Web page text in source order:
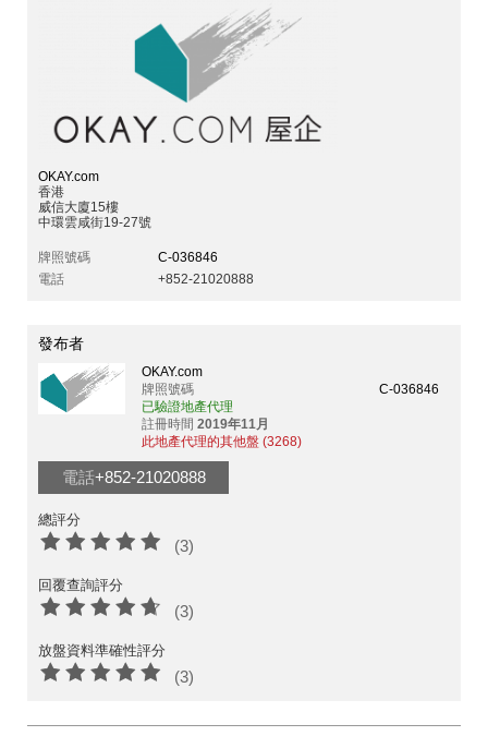
OKAY.com
香港
威信大廈15樓
中環雲咸街19-27號
牌照號碼
C-036846
電話
+852-21020888
發布者
OKAY.com
牌照號碼
C-036846
已驗證地產代理
註冊時間 2019年11月
此地產代理的其他盤 (3268)
電話+852-21020888
總評分
(3)
回覆查詢評分
(3)
放盤資料準確性評分
(3)